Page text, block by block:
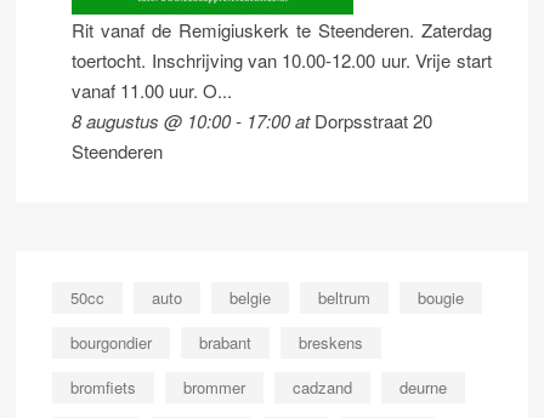
Rit vanaf de Remigiuskerk te Steenderen. Zaterdag
toertocht. Inschrijving van 10.00-12.00 uur. Vrije start
vanaf 11.00 uur. O...
8 augustus @ 10:00- 17:00atDorpsstraat 20
Steenderen
50cc auto belgie beltrum
bougie
bourgondier
brabant
breskens
bromfiets
brommer cadzand
deurne